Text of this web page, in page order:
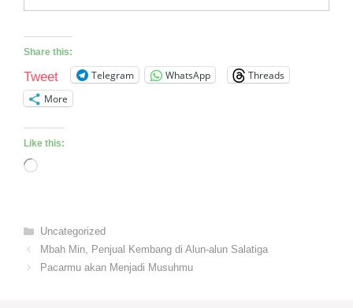
Share this:
Tweet Telegram WhatsApp
Threads
More
Like this:
Loading…
Categories
Uncategorized
Mbah Min, Penjual Kembang di Alun-alun Salatiga
Pacarmu akan Menjadi Musuhmu